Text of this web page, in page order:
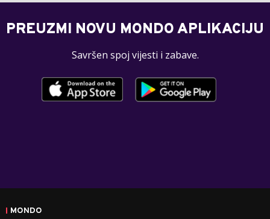
PREUZMI NOVU MONDO APLIKACIJU
Savršen spoj vijesti i zabave.
MONDO